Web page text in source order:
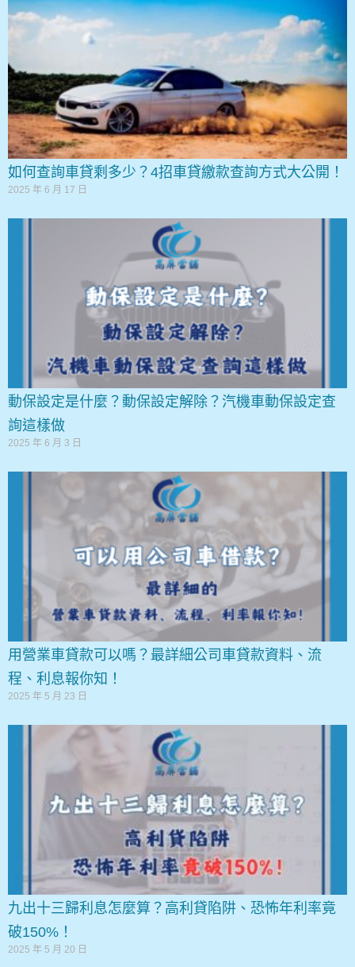
如何查詢車貸剩多少？4招車貸繳款查詢方式大公開！
2025 年 6 月 17 日
動保設定是什麼？動保設定解除？汽機車動保設定查
詢這樣做
2025 年 6 月 3 日
用營業車貸款可以嗎？最詳細公司車貸款資料、流
程、利息報你知！
2025 年 5 月 23 日
九出十三歸利息怎麼算？高利貸陷阱、恐怖年利率竟
破150%！
2025 年 5 月 20 日